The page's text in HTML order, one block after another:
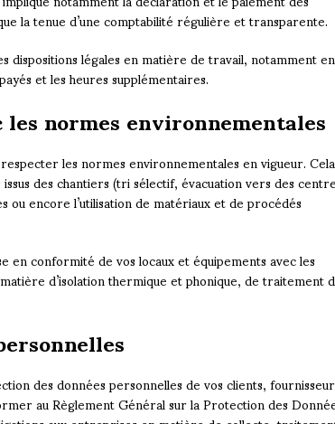
la tenue d’une comptabilité régulière et transparente.
légales en matière de travail, notamment
et les heures supplémentaires.
normes environnementales
les normes environnementales en vigueur. Cela
des chantiers (tri sélectif, évacuation vers des
encore l’utilisation de matériaux et de procédés
conformité de vos locaux et équipements avec les
d’isolation thermique et phonique, de traitement
des données personnelles de vos clients,
au Règlement Général sur la Protection des